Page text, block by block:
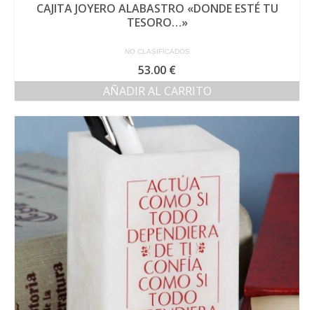
CAJITA JOYERO ALABASTRO «DONDE ESTÉ TU
TESORO…»
NO CLASIFICADOS
53.00 €
AÑADIR AL CARRITO